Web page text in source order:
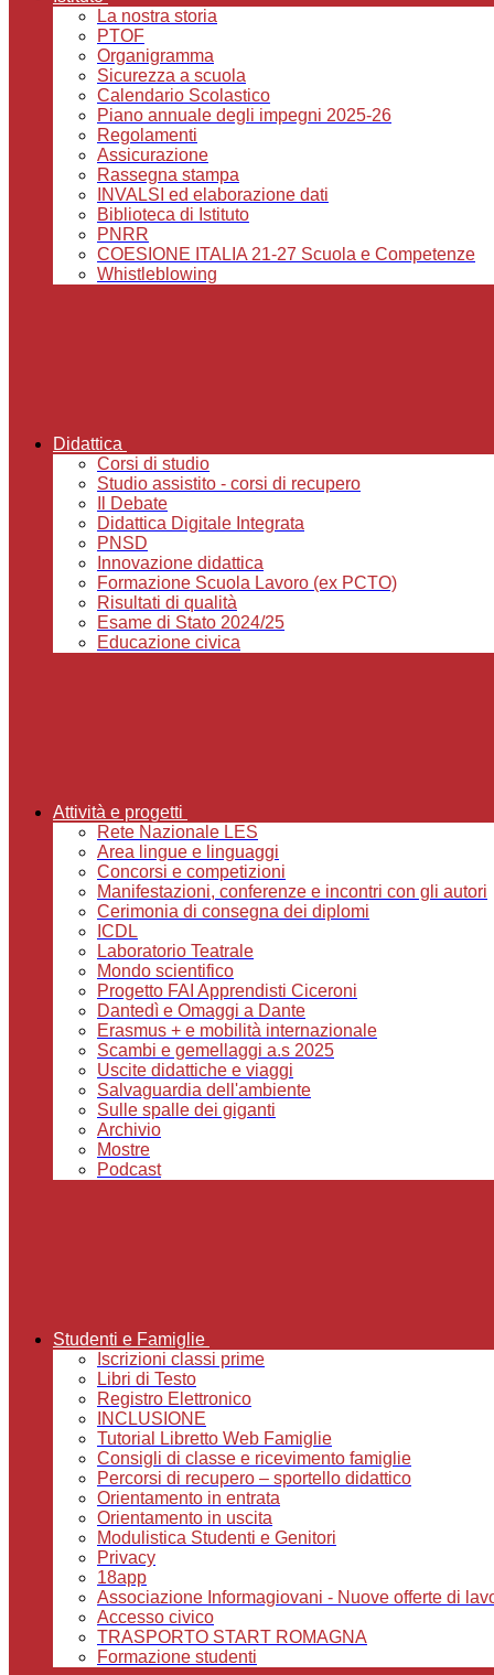
La nostra storia
PTOF
Organigramma
Sicurezza a scuola
Calendario Scolastico
Piano annuale degli impegni 2025-26
Regolamenti
Assicurazione
Rassegna stampa
INVALSI ed elaborazione dati
Biblioteca di Istituto
PNRR
COESIONE ITALIA 21-27 Scuola e Competenze
Whistleblowing
Didattica
Corsi di studio
Studio assistito - corsi di recupero
Il Debate
Didattica Digitale Integrata
PNSD
Innovazione didattica
Formazione Scuola Lavoro (ex PCTO)
Risultati di qualità
Esame di Stato 2024/25
Educazione civica
Attività e progetti
Rete Nazionale LES
Area lingue e linguaggi
Concorsi e competizioni
Manifestazioni, conferenze e incontri con gli autori
Cerimonia di consegna dei diplomi
ICDL
Laboratorio Teatrale
Mondo scientifico
Progetto FAI Apprendisti Ciceroni
Dantedì e Omaggi a Dante
Erasmus + e mobilità internazionale
Scambi e gemellaggi a.s 2025
Uscite didattiche e viaggi
Salvaguardia dell'ambiente
Sulle spalle dei giganti
Archivio
Mostre
Podcast
Studenti e Famiglie
Iscrizioni classi prime
Libri di Testo
Registro Elettronico
INCLUSIONE
Tutorial Libretto Web Famiglie
Consigli di classe e ricevimento famiglie
Percorsi di recupero – sportello didattico
Orientamento in entrata
Orientamento in uscita
Modulistica Studenti e Genitori
Privacy
18app
Associazione Informagiovani - Nuove offerte di
Accesso civico
TRASPORTO START ROMAGNA
Formazione studenti